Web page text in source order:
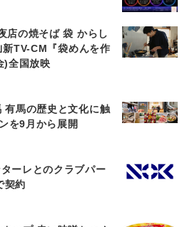
店の焼そば 袋 からし
TV-CM『袋めんを作
)全国放映
有馬の歴史と文化に触
を9月から展開
ーレとのクラブパー
契約